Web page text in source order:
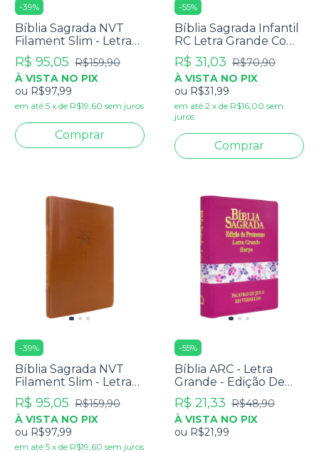
-39%
Bíblia Sagrada NVT
Filament Slim - Letra
Grande - Capa Luxo
Preta
R$ 95,05 R$159,90
À VISTA NO PIX
ou R$97,99
em até 5 x de R$19,60 sem juros
-55%
Bíblia Sagrada Infantil
RC Letra Grande Com
Harpa Avivada E
Corinhos Capa Dura
Pequena Leão
Aquarela
R$ 31,03 R$70,90
À VISTA NO PIX
ou R$31,99
em até 2 x de R$16,00 sem
juros
-39%
Bíblia Sagrada NVT
Filament Slim - Letra
Grande - Capa Luxo
Marrom
R$ 95,05 R$159,90
À VISTA NO PIX
ou R$97,99
em até 5 x de R$19,60 sem juros
-55%
Bíblia ARC - Letra
Grande - Edição De
Promessas - Palavras
De Jesus Em
Vermelho - Harpa -
Capa Zíper Tricolor
R$ 21,33 R$48,90
À VISTA NO PIX
ou R$21,99